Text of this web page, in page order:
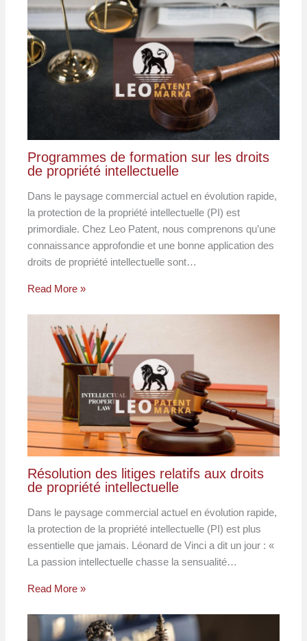
Programmes de formation sur les droits
de propriété intellectuelle
Dans le paysage commercial actuel en évolution rapide,
la protection de la propriété intellectuelle (PI) est
primordiale. Chez Leo Patent, nous comprenons qu’une
connaissance approfondie et une bonne application des
droits de propriété intellectuelle sont…
Read More »
Résolution des litiges relatifs aux droits
de propriété intellectuelle
Dans le paysage commercial actuel en évolution rapide,
la protection de la propriété intellectuelle (PI) est plus
essentielle que jamais. Léonard de Vinci a dit un jour : «
La passion intellectuelle chasse la sensualité…
Read More »